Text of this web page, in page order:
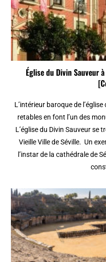
Église du Divin Sauveur
L’intérieur baroque de
retables en font l’un des
L’église du Divin Sauveur se
Vieille Ville de Séville. Un
l’instar de la cathédrale de